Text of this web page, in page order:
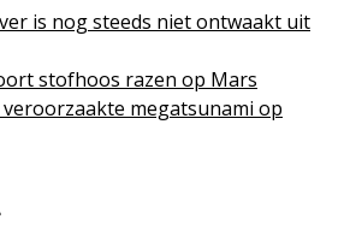
is nog steeds niet ontwaakt uit
stofhoos razen op Mars
megatsunami op